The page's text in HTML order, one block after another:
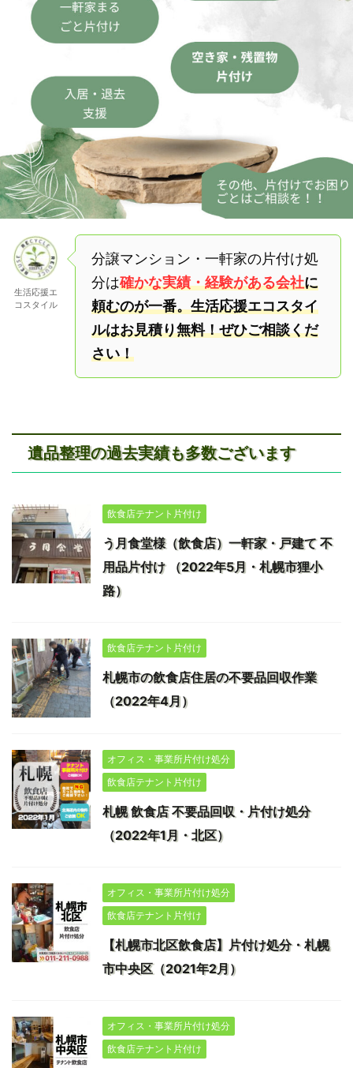
生活応援エ
コスタイル
分譲マンション・一軒家の片付け処
分は確かな実績・経験がある会社に
頼むのが一番。生活応援エコスタイ
ルはお見積り無料！ぜひご相談くだ
さい！
遺品整理の過去実績も多数ございます
飲食店テナント片付け
う月食堂様（飲食店）一軒家・戸建て 不
用品片付け （2022年5月・札幌市狸小
路）
飲食店テナント片付け
札幌市の飲食店住居の不要品回収作業
（2022年4月）
オフィス・事業所片付け処分
飲食店テナント片付け
札幌 飲食店 不要品回収・片付け処分
（2022年1月・北区）
オフィス・事業所片付け処分
飲食店テナント片付け
【札幌市北区飲食店】片付け処分・札幌
市中央区（2021年2月）
オフィス・事業所片付け処分
飲食店テナント片付け